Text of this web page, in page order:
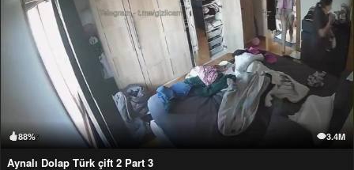
88% 3.4M
Aynalı Dolap Türk çift 2 Part 3